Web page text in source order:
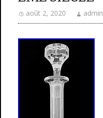
août 2, 2020 admin